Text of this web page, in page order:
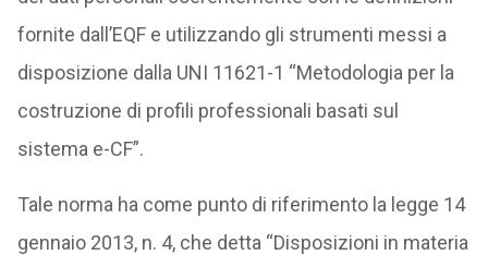
fornite dall’EQF e utilizzando gli strumenti messi a
disposizione dalla UNI 11621-1 “Metodologia per la
costruzione di profili professionali basati sul
sistema e-CF”.
Tale norma ha come punto di riferimento la legge 14
gennaio 2013, n. 4, che detta “Disposizioni in materia